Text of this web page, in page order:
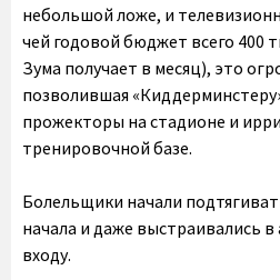
небольшой ложе, и
чей годовой бюджет всего 400
Зума получает в месяц), это
позволившая
прожекторы на стадионе и
тренировочной базе.
Болельщики начали
начала и даже выстраивались
входу.